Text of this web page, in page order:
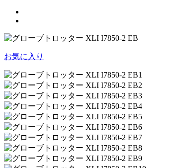
お気に入り